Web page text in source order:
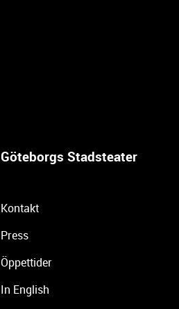
Göteborgs Stadsteater
Kontakt
Press
Öppettider
In English